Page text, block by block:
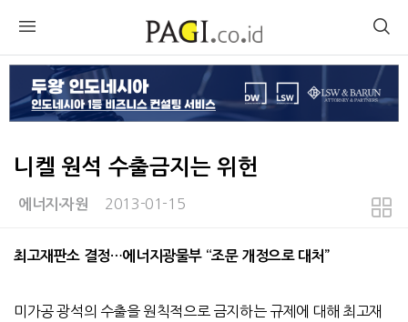
니켈 원석 수출금지는 위헌
에너지∙자원 2013-01-15
본문
최고재판소 결정…에너지광물부 “조문 개정으로 대처”
미가공 광석의 수출을 원칙적으로 금지하는 규제에 대해 최고재